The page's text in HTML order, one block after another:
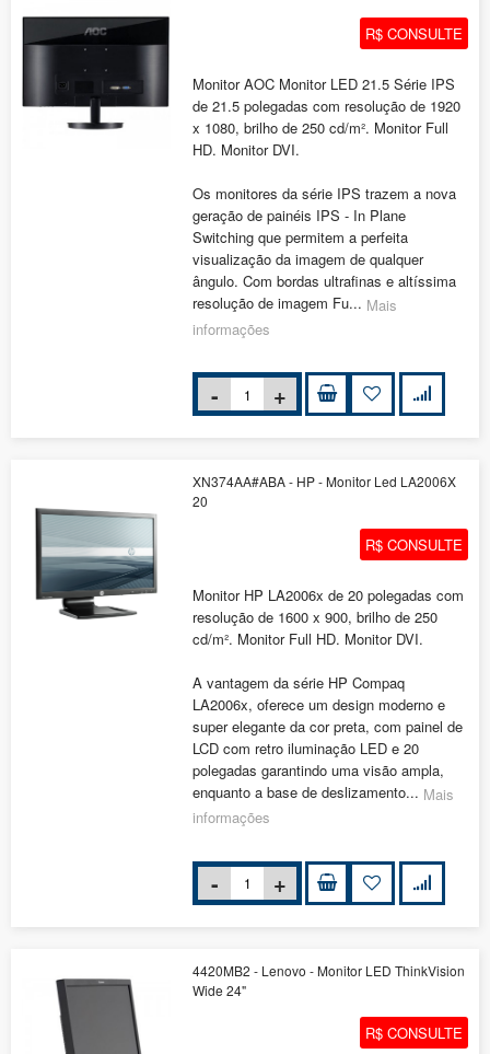
R$ CONSULTE
Monitor AOC Monitor LED 21.5 Série IPS
de 21.5 polegadas com resolução de 1920
x 1080, brilho de 250 cd/m². Monitor Full
HD. Monitor DVI.
Os monitores da série IPS trazem a nova
geração de painéis IPS - In Plane
Switching que permitem a perfeita
visualização da imagem de qualquer
ângulo. Com bordas ultrafinas e altíssima
resolução de imagem Fu... Mais
informações
XN374AA#ABA - HP - Monitor Led LA2006X
20
R$ CONSULTE
Monitor HP LA2006x de 20 polegadas com
resolução de 1600 x 900, brilho de 250
cd/m². Monitor Full HD. Monitor DVI.
A vantagem da série HP Compaq
LA2006x, oferece um design moderno e
super elegante da cor preta, com painel de
LCD com retro iluminação LED e 20
polegadas garantindo uma visão ampla,
enquanto a base de deslizamento... Mais
informações
4420MB2 - Lenovo - Monitor LED ThinkVision
Wide 24"
R$ CONSULTE